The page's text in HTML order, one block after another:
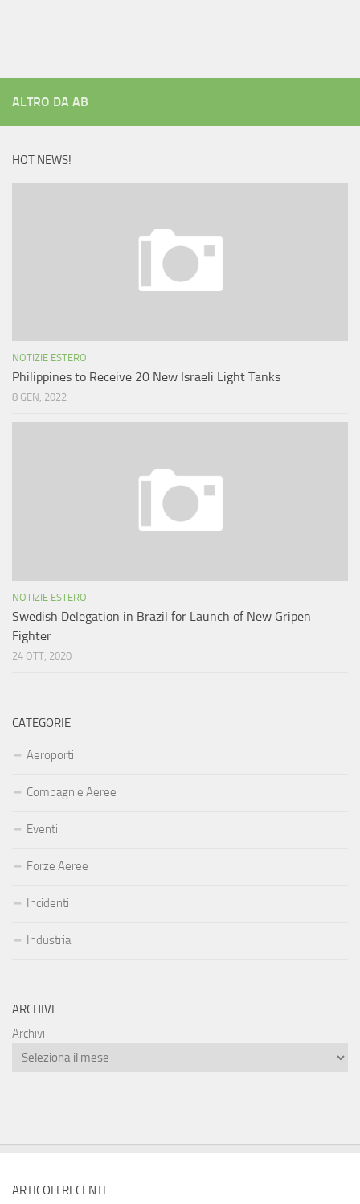
ALTRO DA AB
HOT NEWS!
NOTIZIE ESTERO
Philippines to Receive 20 New Israeli Light Tanks
8 GEN, 2022
NOTIZIE ESTERO
Swedish Delegation in Brazil for Launch of New Gripen
Fighter
24 OTT, 2020
CATEGORIE
Aeroporti
Compagnie Aeree
Eventi
Forze Aeree
Incidenti
Industria
ARCHIVI
Archivi
ARTICOLI RECENTI